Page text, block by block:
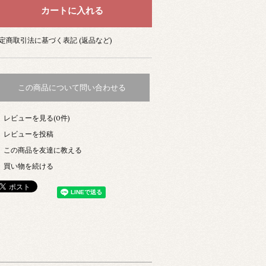
商取引法に基づく表記 (返品など)
この商品について問い合わせる
レビューを見る(0件)
レビューを投稿
この商品を友達に教える
買い物を続ける